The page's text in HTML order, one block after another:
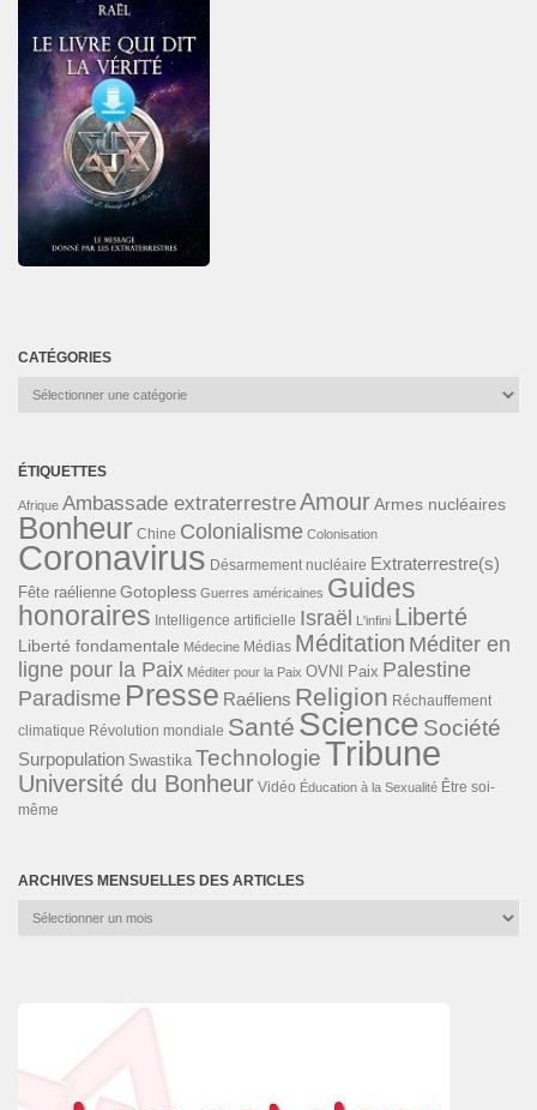
CATÉGORIES
Catégories
ÉTIQUETTES
Afrique Ambassade extraterrestreAmourArmes nucléaires
Bonheur Chine Colonialisme Colonisation
Coronavirus Désarmement nucléaire Extraterrestre(s)
Fête raélienne Gotopless Guerres américaines Guides
honoraires Intelligence artificielle Israël L'infini Liberté
Liberté fondamentale Médecine Médias Méditation Méditer en
ligne pour la Paix Méditer pour la Paix OVNI Paix Palestine
Paradisme Presse Raéliens Religion Réchauffement
climatique Révolution mondiale Santé Science Société
Surpopulation Swastika TechnologieTribune
Université du Bonheur Vidéo Éducation à la Sexualité Être soi-
même
ARCHIVES MENSUELLES DES ARTICLES
Archives